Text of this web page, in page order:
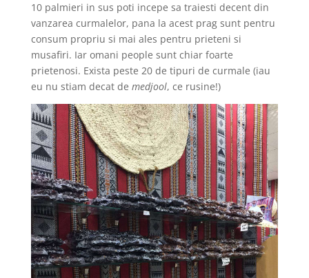
10 palmieri in sus poti incepe sa traiesti decent din
vanzarea curmalelor, pana la acest prag sunt pentru
consum propriu si mai ales pentru prieteni si
musafiri. Iar omani people sunt chiar foarte
prietenosi. Exista peste 20 de tipuri de curmale (iau
eu nu stiam decat de medjool, ce rusine!)